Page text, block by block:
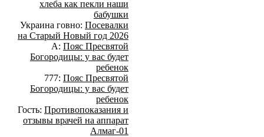
хлеба как пекли наши
бабушки
Украина говно: Посевалки
на Старый Новый год 2026
А: Пояс Пресвятой
Богородицы: у вас будет
ребенок
777: Пояс Пресвятой
Богородицы: у вас будет
ребенок
Гость: Противопоказания и
отзывы врачей на аппарат
Алмаг-01